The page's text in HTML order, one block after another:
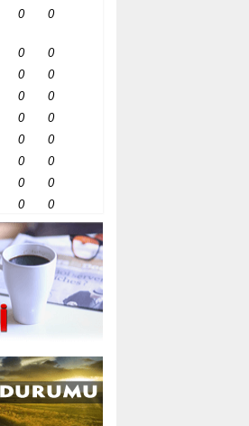
0 0
0
0
0
0
0
0
0
0
0
0
0
0
0
0
0 0